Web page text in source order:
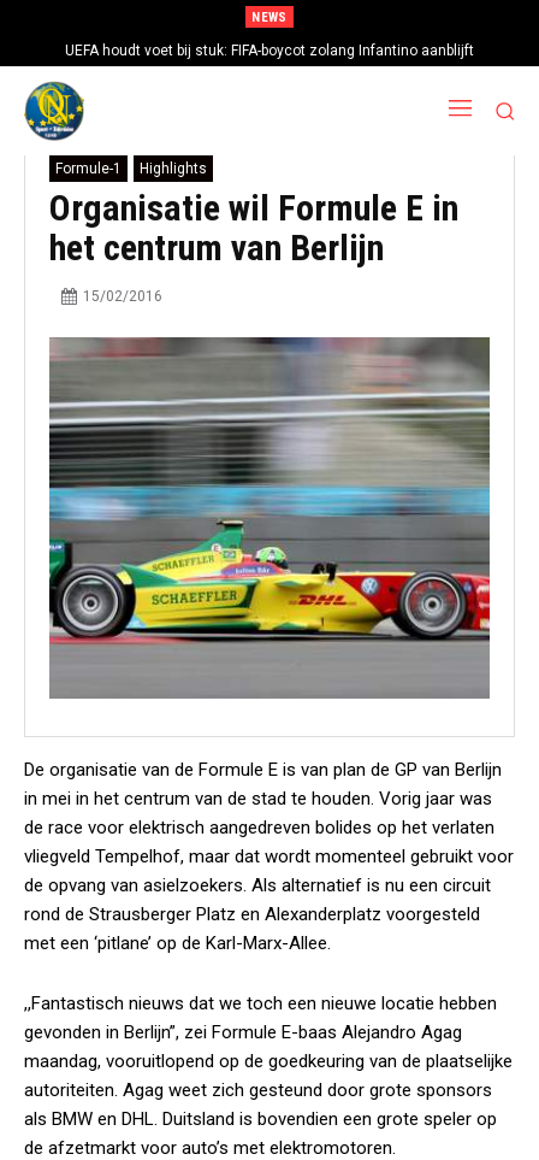
NEWS
UEFA houdt voet bij stuk: FIFA-boycot zolang Infantino aanblijft
Formule-1 Highlights
Organisatie wil Formule E in
het centrum van Berlijn
15/02/2016
De organisatie van de Formule E is van plan de GP van Berlijn
in mei in het centrum van de stad te houden. Vorig jaar was
de race voor elektrisch aangedreven bolides op het verlaten
vliegveld Tempelhof, maar dat wordt momenteel gebruikt voor
de opvang van asielzoekers. Als alternatief is nu een circuit
rond de Strausberger Platz en Alexanderplatz voorgesteld
met een ‘pitlane’ op de Karl-Marx-Allee.
,,Fantastisch nieuws dat we toch een nieuwe locatie hebben
gevonden in Berlijn”, zei Formule E-baas Alejandro Agag
maandag, vooruitlopend op de goedkeuring van de plaatselijke
autoriteiten. Agag weet zich gesteund door grote sponsors
als BMW en DHL. Duitsland is bovendien een grote speler op
de afzetmarkt voor auto’s met elektromotoren.